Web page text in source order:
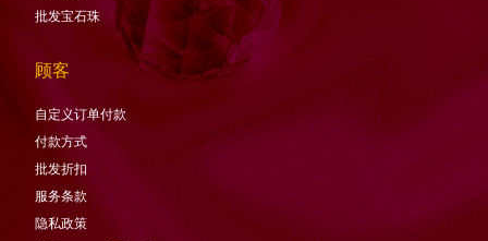
批发宝石珠
顾客
自定义订单付款
付款方式
批发折扣
服务条款
隐私政策